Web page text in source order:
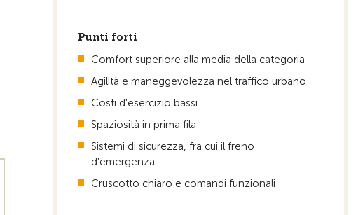
Punti forti
Comfort superiore alla media della categoria
Agilità e maneggevolezza nel traffico urbano
Costi d'esercizio bassi
Spaziosità in prima fila
Sistemi di sicurezza, fra cui il freno
d'emergenza
Cruscotto chiaro e comandi funzionali